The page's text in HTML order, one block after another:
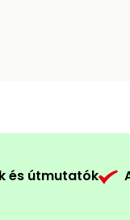
és útmutatók